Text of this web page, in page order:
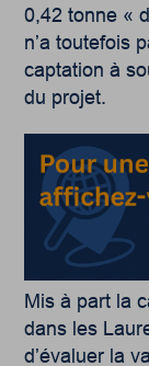
0,42 tonne «
n’a toutefois
captation à
du projet.
Mis à part la
dans les
d’évaluer la